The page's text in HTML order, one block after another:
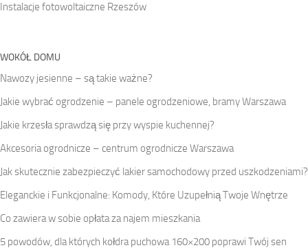
Instalacje fotowoltaiczne Rzeszów
WOKÓŁ DOMU
Nawozy jesienne – są takie ważne?
Jakie wybrać ogrodzenie – panele ogrodzeniowe, bramy Warszawa
Jakie krzesła sprawdzą się przy wyspie kuchennej?
Akcesoria ogrodnicze – centrum ogrodnicze Warszawa
Jak skutecznie zabezpieczyć lakier samochodowy przed uszkodzeniami?
Eleganckie i Funkcjonalne: Komody, Które Uzupełnią Twoje Wnętrze
Co zawiera w sobie opłata za najem mieszkania
5 powodów, dla których kołdra puchowa 160×200 poprawi Twój sen